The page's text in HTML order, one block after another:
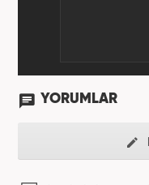
YORUMLAR